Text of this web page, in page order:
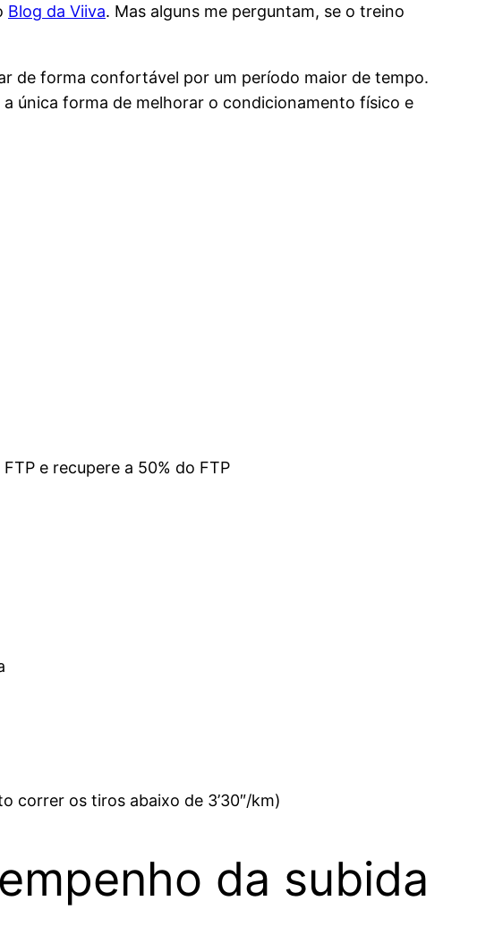
Blog da Viiva. Mas alguns me perguntam, se o treino
de forma confortável por um período maior de tempo.
única forma de melhorar o condicionamento físico e
e recupere a 50% do FTP
correr os tiros abaixo de 3’30″/km)
da subida